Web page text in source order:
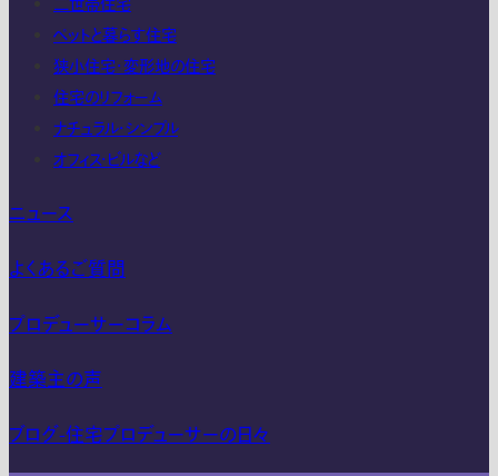
二世帯住宅
ペットと暮らす住宅
狭小住宅・変形地の住宅
住宅のリフォーム
ナチュラル・シンプル
オフィス・ビルなど
ニュース
よくあるご質問
プロデューサーコラム
建築主の声
ブログ-住宅プロデューサーの日々